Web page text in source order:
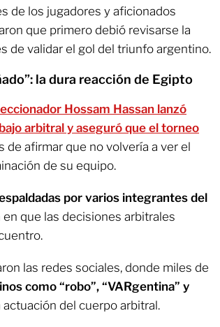
de los jugadores y aficionados
que primero debió revisarse la
de validar el gol del triunfo argentino.
la dura reacción de Egipto
Hossam Hassan lanzó
arbitral y aseguró que el torneo
de afirmar que no volvería a ver el
de su equipo.
por varios integrantes del
que las decisiones arbitrales
las redes sociales, donde miles de
como “robo”, “VARgentina” y
del cuerpo arbitral.